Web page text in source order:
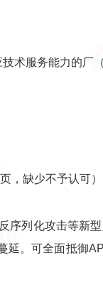
术服务能力的厂（
，缺少不予认可）
序列化攻击等新
延。可全面抵御